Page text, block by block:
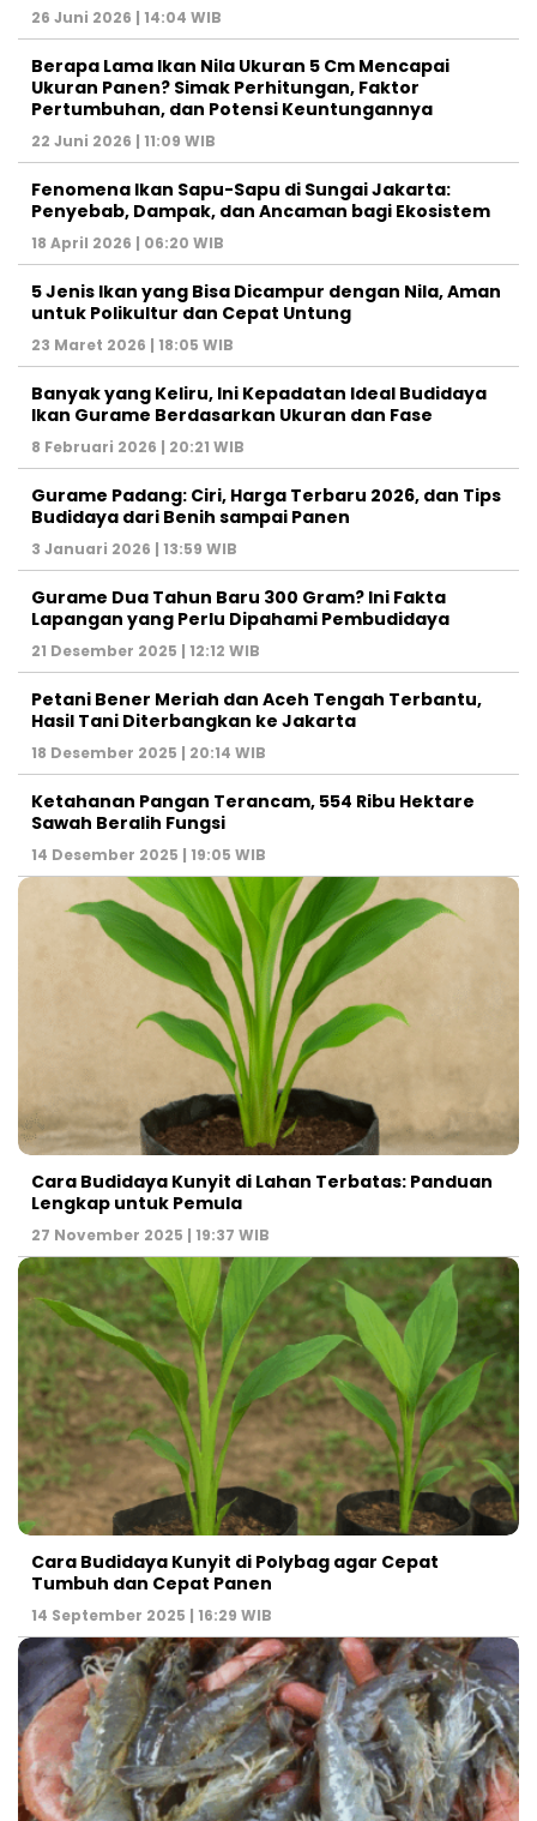
26 Juni 2026 | 14:04 WIB
Berapa Lama Ikan Nila Ukuran 5 Cm Mencapai
Ukuran Panen? Simak Perhitungan, Faktor
Pertumbuhan, dan Potensi Keuntungannya
22 Juni 2026 | 11:09 WIB
Fenomena Ikan Sapu-Sapu di Sungai Jakarta:
Penyebab, Dampak, dan Ancaman bagi Ekosistem
18 April 2026 | 06:20 WIB
5 Jenis Ikan yang Bisa Dicampur dengan Nila, Aman
untuk Polikultur dan Cepat Untung
23 Maret 2026 | 18:05 WIB
Banyak yang Keliru, Ini Kepadatan Ideal Budidaya
Ikan Gurame Berdasarkan Ukuran dan Fase
8 Februari 2026 | 20:21 WIB
Gurame Padang: Ciri, Harga Terbaru 2026, dan Tips
Budidaya dari Benih sampai Panen
3 Januari 2026 | 13:59 WIB
Gurame Dua Tahun Baru 300 Gram? Ini Fakta
Lapangan yang Perlu Dipahami Pembudidaya
21 Desember 2025 | 12:12 WIB
Petani Bener Meriah dan Aceh Tengah Terbantu,
Hasil Tani Diterbangkan ke Jakarta
18 Desember 2025 | 20:14 WIB
Ketahanan Pangan Terancam, 554 Ribu Hektare
Sawah Beralih Fungsi
14 Desember 2025 | 19:05 WIB
Cara Budidaya Kunyit di Lahan Terbatas: Panduan
Lengkap untuk Pemula
27 November 2025 | 19:37 WIB
Cara Budidaya Kunyit di Polybag agar Cepat
Tumbuh dan Cepat Panen
14 September 2025 | 16:29 WIB